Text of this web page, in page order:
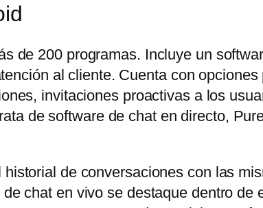
de 200 programas. Incluye un
al cliente. Cuenta con
invitaciones proactivas a los
de software de chat en directo,
de conversaciones con las
chat en vivo se destaque dentro de